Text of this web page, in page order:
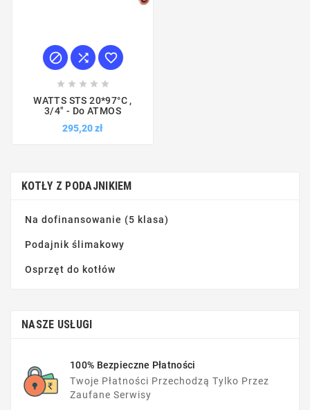
  
    
WATTS STS 20*97°C ,
3/4" - Do ATMOS
295,20 zł
KOTŁY Z PODAJNIKIEM
Na dofinansowanie (5 klasa)
Podajnik ślimakowy
Osprzęt do kotłów
NASZE USŁUGI
100% Bezpieczne Płatności
Twoje Płatności Przechodzą Tylko Przez
Zaufane Serwisy